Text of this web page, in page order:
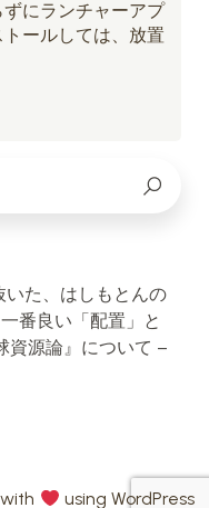
にランチャーアプ
ールしては、放置
いた、はしもとんの
番良い「配置」と
資源論』について –
using WordPress